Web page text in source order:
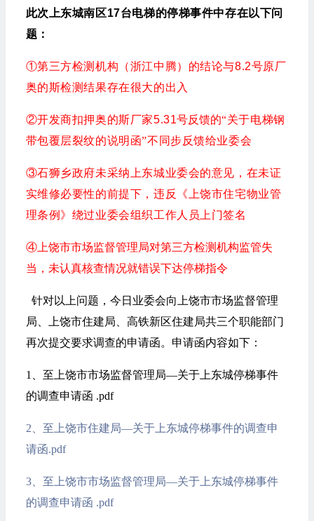
此次上东城南区17台电梯的停梯事件中存在以下问
题：
①第三方检测机构（浙江中腾）的结论与8.2号原厂
奥的斯检测结果存在很大的出入
②开发商扣押奥的斯厂家5.31号反馈的“关于电梯钢
带包覆层裂纹的说明函”不同步反馈给业委会
③石狮乡政府未采纳上东城业委会的意见，在未证
实维修必要性的前提下，违反《上饶市住宅物业管
理条例》绕过业委会组织工作人员上门签名
④上饶市市场监督管理局对第三方检测机构监管失
当，未认真核查情况就错误下达停梯指令
针对以上问题，今日业委会向上饶市市场监督管理
局、上饶市住建局、高铁新区住建局共三个职能部门
再次提交要求调查的申请函。申请函内容如下：
1、 至上饶市市场监督管理局—关于上东城停梯事件
的调查申请函 .pdf
2、 至上饶市住建局—关于上东城停梯事件的调查申
请函.pdf
3、 至上饶市市场监督管理局—关于上东城停梯事件
的调查申请函 .pdf